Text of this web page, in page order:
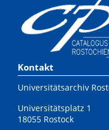
Kontakt
Universitätsarchiv
Universitätsplatz 1
18055 Rostock